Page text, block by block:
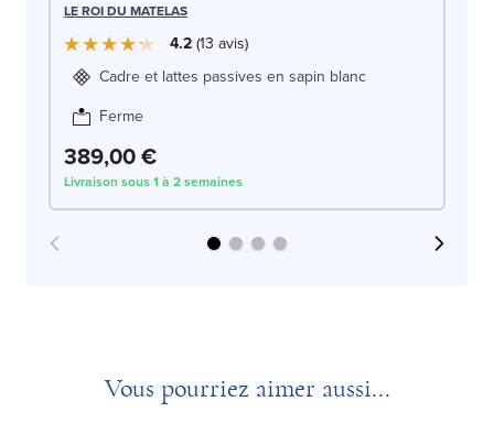
LE ROI DU MATELAS
4.2 13 avis
Cadre et lattes passives en sapin blanc
Ferme
389,00 €
Livraison sous 1 à 2 semaines
Vous pourriez aimer aussi...